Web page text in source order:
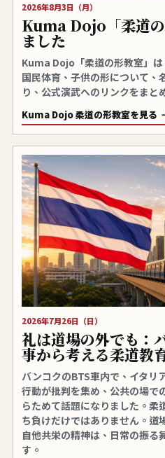
2026年8月3日（月）
Kuma Dojo「柔道
ました
Kuma Dojo「柔道の形教室」
国民体育、子供の形について、
り、公式演武へのリンクをまと
Kuma Dojo 柔道の形教室を見る
2026年7月26日（日）
礼は道場の外でも：
事から考える柔道教
バンコクのBTS車内で、イタリ
行動が批判を集め、公共の場で
らためて話題になりました。柔
ち負けだけではありません。道
自他共栄の精神は、日常の振る
す。